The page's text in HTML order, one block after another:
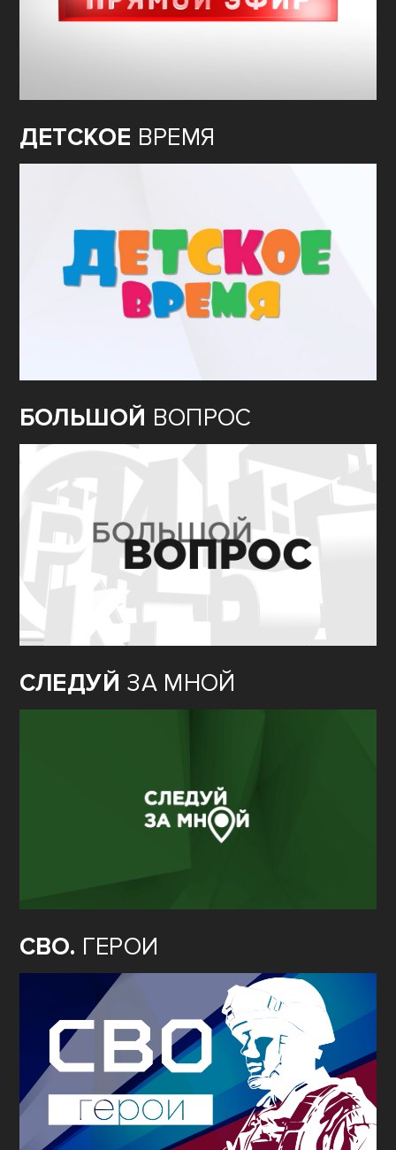
ДЕТСКОЕ ВРЕМЯ
БОЛЬШОЙ ВОПРОС
СЛЕДУЙ ЗА МНОЙ
СВО. ГЕРОИ